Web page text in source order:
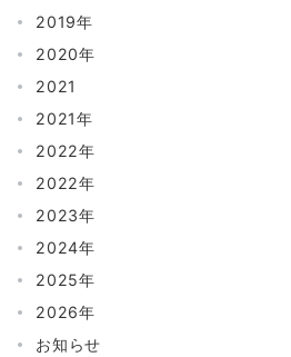
2019年
2020年
2021
2021年
2022年
2022年
2023年
2024年
2025年
2026年
お知らせ